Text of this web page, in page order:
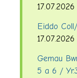
17.07.2026
Eiddo
17.07.2026
Gemau
5 a 6 /